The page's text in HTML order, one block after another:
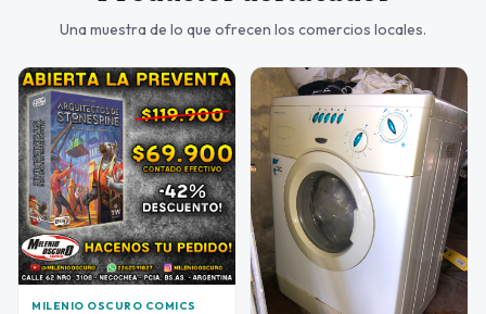
Una muestra de lo que ofrecen los comercios locales.
MILENIO OSCURO COMICS